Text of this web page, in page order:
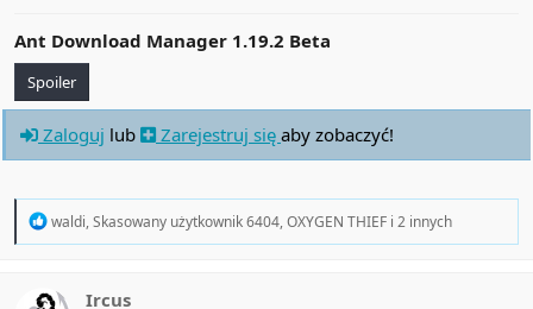
Ant Download Manager 1.19.2 Beta
Spoiler
Zaloguj lub Zarejestruj się aby zobaczyć!
R
t
waldi,Skasowany użytkownik 6404,OXYGEN THIEF i 2 innych
Ircus